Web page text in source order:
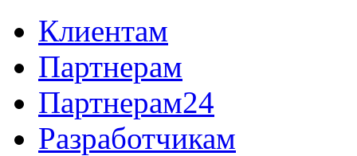
Клиентам
Партнерам
Партнерам24
Разработчикам